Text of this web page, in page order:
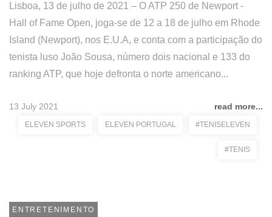
Lisboa, 13 de julho de 2021 – O ATP 250 de Newport -
Hall of Fame Open, joga-se de 12 a 18 de julho em Rhode
Island (Newport), nos E.U.A, e conta com a participação do
tenista luso João Sousa, número dois nacional e 133 do
ranking ATP, que hoje defronta o norte americano...
13 July 2021 read more...
ELEVEN SPORTS ELEVEN PORTUGAL #TENISELEVEN
#TENIS
ENTRETENIMENTO